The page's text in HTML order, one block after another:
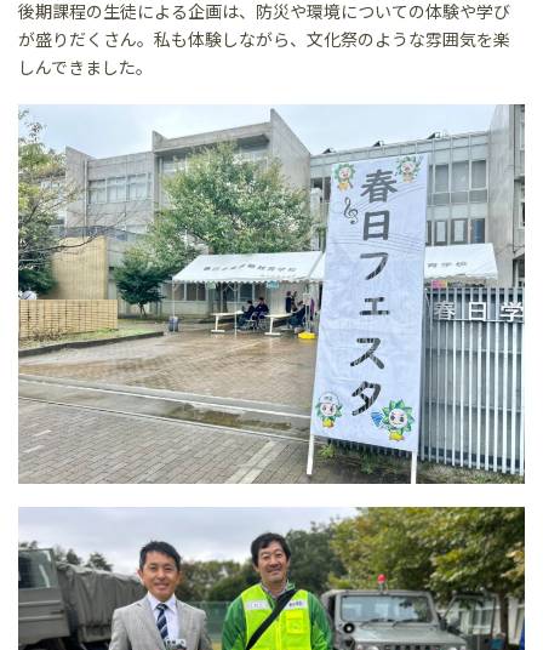
後期課程の生徒による企画は、防災や環境についての体験や学び
が盛りだくさん。私も体験しながら、文化祭のような雰囲気を楽
しんできました。